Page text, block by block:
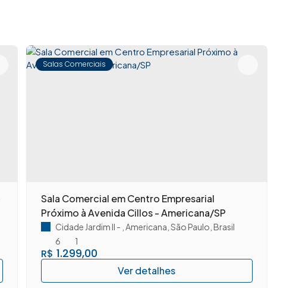
Salas Comerciais
Sala Comercial em Centro Empresarial
Próximo à Avenida Cillos - Americana/SP
R$ 1.299,00
Cidade Jardim II Americana São Paulo Brasil
6
1